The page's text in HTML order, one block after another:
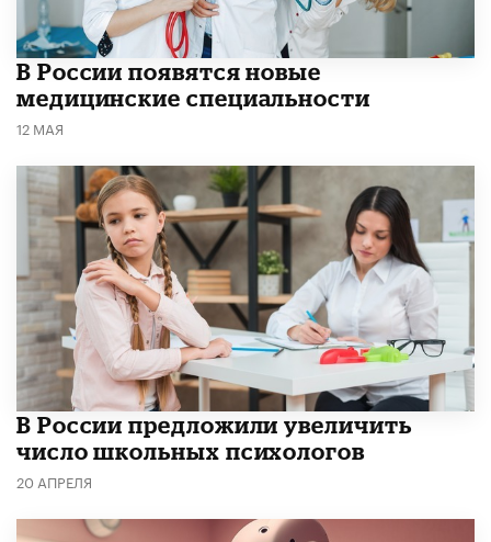
В России появятся новые
медицинские специальности
12 МАЯ
В России предложили увеличить
число школьных психологов
20 АПРЕЛЯ